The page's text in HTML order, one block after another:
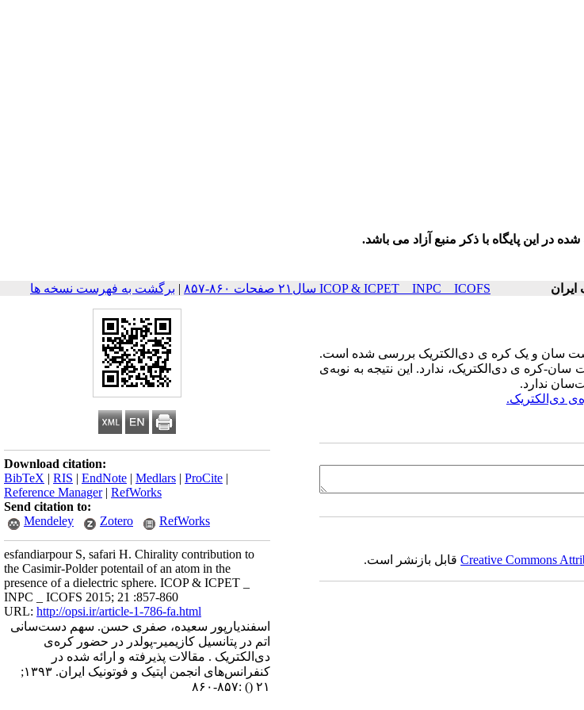
در این پایگاه با ذکر منبع آزاد می باشد.
ICOP & ICPET _ INPC _ ICOFS سال۲۱ صفحات ۸۶۰-۸۵۷ | برگشت به فهرست نسخه ها
Download citation:
BibTeX | RIS | EndNote | Medlars | ProCite |
Reference Manager| RefWorks
Send citation to:
Mendeley
Zotero RefWorks
esfandiarpour S, safari H. Chirality contribution to
the Casimir-Polder potentail of an atom in the
presence of a dielectric sphere. ICOP & ICPET _
INPC _ ICOFS 2015; 21 :857-860
URL: http://opsi.ir/article-1-786-fa.html
اسفندیارپور سعیده، صفری حسن. سهم دست‌سانی
اتم در پتانسیل کازیمیر-پولدر در حضور کره‌ی
دی‌الکتریک . مقالات پذیرفته و ارائه شده در
کنفرانس‌های انجمن اپتیک و فوتونیک ایران. ۱۳۹۳;
۲۱ () :۸۵۷-۸۶۰
سان و یک کره ی دی‌الکتریک بررسی شده است.
کره ی دی‌الکتریک، ندارد. این نتیجه به نوبه‌ی
ندارد.
دی‌الکتریک.
Creative Commonsقابل بازنشر است.